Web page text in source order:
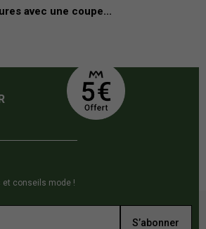
avec une coupe...
et conseils mode !
S’abonner